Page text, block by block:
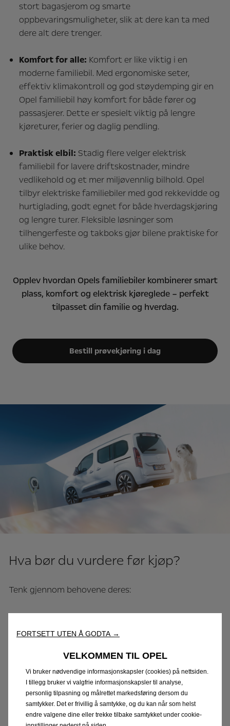
stort bagasjerom og smarte
oppbevaringsmuligheter, slik at dere kan ta med
dere alt dere trenger.
Komfort for alle: Komfort er like viktig i en
moderne familiebil. Med ergonomiske seter,
effektiv klimakontroll og god støydemping gir en
Opel familiebil høy komfort for både fører og
passasjerer. Dette er spesielt viktig på lengre
kjøreturer, ferier og daglig pendling.
Praktisk elbil: Stadig flere velger elektrisk
familiebil for lavere driftskostnader, mindre
vedlikehold og et mer miljøvennlig bilhold. Opel
tilbyr elektriske familiebiler med god rekkevidde og
hurtiglading, godt egnet for både hverdagskjøring
og lengre turer. Fleksible løsninger som
tilhengerfeste og takboks gjør bilene praktiske for
ulike behov.
Opplev hvordan Opels familiebiler kombinerer smart
plass, komfort og elektrisk kjøreglede – perfekt
tilpasset din familie og hverdag.
Bestill prøvekjøring i dag
Hva bør du vurdere før kjøp?
Tenk gjennom behovene deres:
Hvor langt kjører dere til vanlig?
Trenger dere 5 eller opptil 9 seter?
Ønsker dere firehjulstrekk for vinterføre?
Moderne Opel-elbiler leveres med lang batterigaranti,
avanserte førerassistenter og effektiv hurtiglading –
slik at familien kommer trygt frem, året rundt.
FORTSETT UTEN Å GODTA →
VELKOMMEN TIL OPEL
Vi bruker nødvendige informasjonskapsler (cookies) på nettsiden.
I tillegg bruker vi valgfrie informasjonskapsler til analyse,
personlig tilpasning og målrettet markedsføring dersom du
samtykker. Det er frivillig å samtykke, og du kan når som helst
endre valgene dine eller trekke tilbake samtykket under cookie-